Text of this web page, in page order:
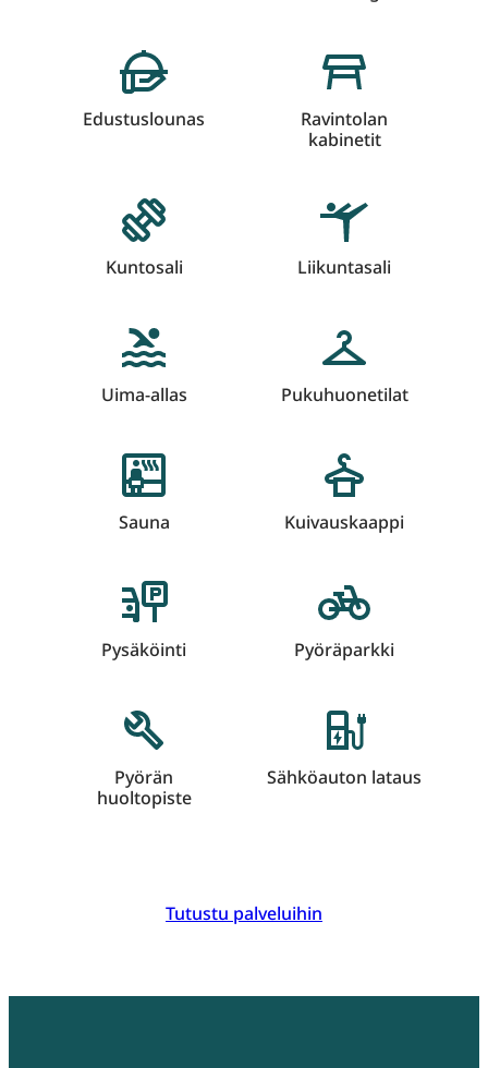
Edustuslounas
Ravintolan
kabinetit
Kuntosali Liikuntasali
Uima-allas Pukuhuonetilat
Sauna Kuivauskaappi
Pysäköinti Pyöräparkki
Pyörän
huoltopiste
Sähköauton lataus
Tutustu palveluihin